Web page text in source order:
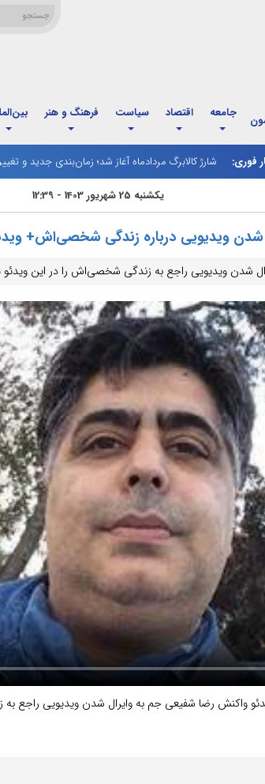
جامعه اقتصاد سیاست فرهنگ و هنر
فوری:
شارژ کالابرگ مردادماه آغاز شد؛ زمان‌بندی جدید و تغییر
ونس: دولت ترامپ به دنبال پایان موفقیت‌آمیز
یکشنبه 25 شهریور 1403 - 12:39
شدن ویدیویی درباره زندگی شخصی‌اش+
شدن ویدیویی راجع به زندگی شخصی‌اش را در این
واکنش رضا شفیعی جم به وایرال شدن ویدیویی راجع